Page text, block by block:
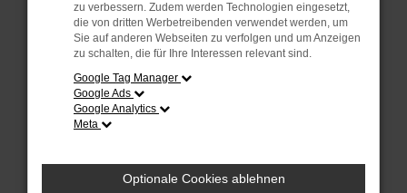
das Laden bestimmter Seiten verhindern.
Funktioniert die Seite in einem anderen Browser
oder in einem privaten Fenster?
Starte dein Gerät neu.
Das kann manchmal helfen, vorübergehende
Probleme zu beheben.
Veraltete Software birgt nicht nur ein
zu verbessern. Zudem werden Technologien eingesetzt,
die von dritten Werbetreibenden verwendet werden, um
Sie auf anderen Webseiten zu verfolgen und um Anzeigen
zu schalten, die für Ihre Interessen relevant sind.
Google Tag Manager
Google Ads
Google Analytics
Meta
Optionale Cookies ablehnen